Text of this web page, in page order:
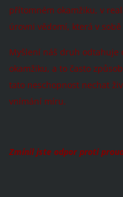
přítomném okamžiku, v
úrovni vědomí, která v
Myšlení náš druh odtahuje
okamžiku, a to často
tato neschopnost nechat
vnímání míru.
Zmínil jste odpor proti